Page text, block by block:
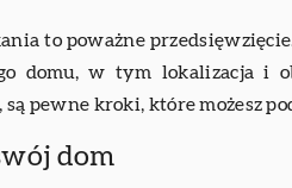
to poważne
domu, w tym lokalizacja i
są pewne kroki, które możesz
dom